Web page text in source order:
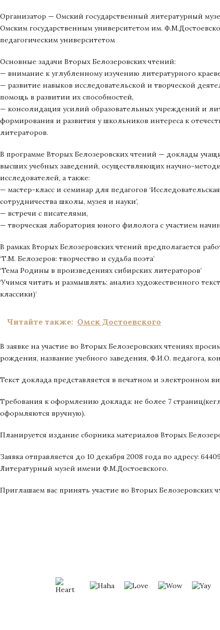
Организатор — Омский государственный литературный
Омским государственным университетом им.
педагогическим университетом
Основные задачи Вторых Белозеровских чтений:
— внимание к углубленному изучению литературного
— развитие навыков исследовательской и творческой
помощь в развитии их способностей,
— консолидация усилий образовательных учреждений и
формирования и развития у школьников интереса к
литераторов.
В программе Вторых Белозеровских чтений — доклады
высших учебных заведений, осуществляющих научно-
исследователей, а также:
— мастер-класс и семинар для педагогов
сотрудничества школы, музея и науки’,
— встречи с писателями,
— творческая лаборатория юного филолога с участием
В рамках Вторых Белозеровских чтений предполагается
‘Т.М. Белозеров: творчество и судьба поэта’
‘Тема Родины в произведениях сибирских литераторов’
‘Учимся читать и размышлять: анализ художественного
классики)’
Читайте также: Омск Достоевского
В заявке на участие во Вторых Белозеровских чтениях
рождения, название учебного заведения, Ф.И.О. педагога,
Текст доклада представляется в печатном и электронном
Требования к оформлению доклада: не более 7
оформляются вручную).
Планируется издание сборника материалов Вторых
Заявка отправляется до 10 декабря 2008 года по адресу:
Литературный музей имени Ф.М.Достоевского.
Приглашаем вас принять участие во Вторых Белозеровских